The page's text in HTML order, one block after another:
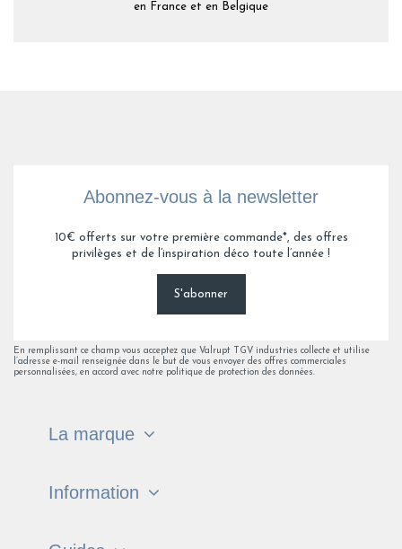
en France et en Belgique
Abonnez-vous à la newsletter
10€ offerts sur votre première commande*, des offres
privilèges et de l’inspiration déco toute l’année !
S'abonner
En remplissant ce champ vous acceptez que Valrupt TGV industries collecte et utilise
l’adresse e-mail renseignée dans le but de vous envoyer des offres commerciales
personnalisées, en accord avec notre politique de protection des données.
La marque
Information